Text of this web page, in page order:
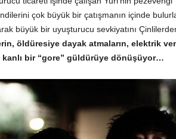
çok büyük bir çatışmanın içinde
büyük bir uyuşturucu sevkiyatını
öldüresiye dayak atmaların, elektrik
bir “gore” güldürüye dönüşüyor…